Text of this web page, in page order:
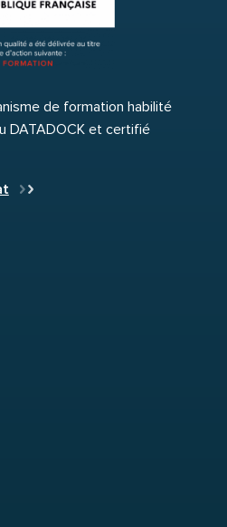
de formation habilité
DATADOCK et certifié